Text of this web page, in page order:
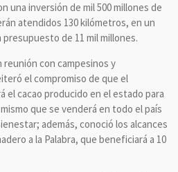
una inversión de mil 500 millones de
atendidos 130 kilómetros, en un
de 11 mil millones.
reunión con campesinos y
el compromiso de que el
el cacao producido en el estado para
que se venderá en todo el país
además, conoció los alcances
a la Palabra, que beneficiará a 10